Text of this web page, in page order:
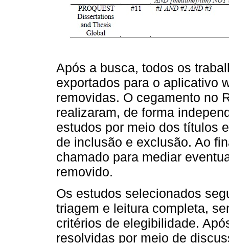
Após a busca, todos os
exportados para o aplicativo
removidas. O cegamento no
realizaram, de forma
estudos por meio dos títulos
de inclusão e exclusão. Ao
chamado para mediar
removido.
Os estudos selecionados
triagem e leitura completa,
critérios de elegibilidade.
resolvidas por meio de